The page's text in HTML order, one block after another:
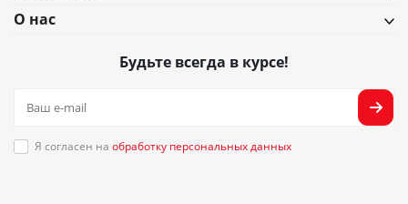
О нас
Будьте всегда в курсе!
Я согласен на обработку персональных данных